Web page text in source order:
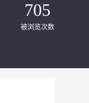
705
被浏览次数